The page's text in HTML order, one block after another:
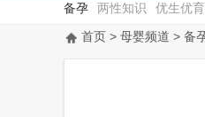
备孕 两性知识 优生优育
首页 > 母婴频道 > 备